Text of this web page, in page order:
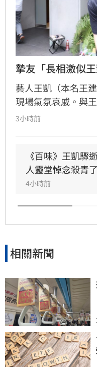
摯友「長相激似
藝人王凱（本名王
現場氣氛哀戚。與
瓈寬特助Jeff現身協
助，演藝圈大姐大
喪事宜並指派Jeff
最後一程。這場深
義舉，成為家屬在
界也紛紛對這
3小時前
《百味》王凱驟
人靈堂悼念殺青了
4小時前
相關新聞